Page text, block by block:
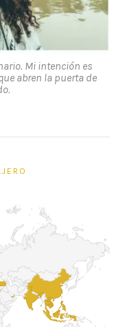
Mi intención es
abren la puerta de